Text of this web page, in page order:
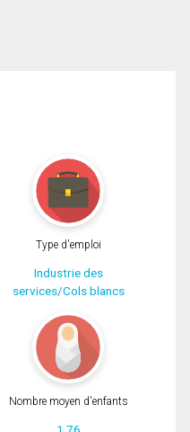
Type d'emploi
Industrie des
services/Cols blancs
Nombre moyen d'enfants